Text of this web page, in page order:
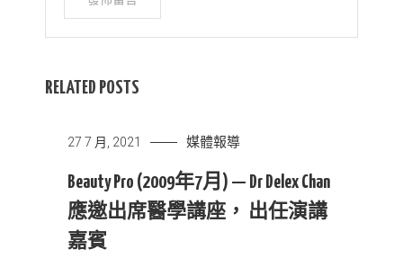
RELATED POSTS
27 7 月, 2021 媒體報導
Beauty Pro (2009年7月) — Dr Delex Chan
應邀出席醫學講座， 出任演講
嘉賓